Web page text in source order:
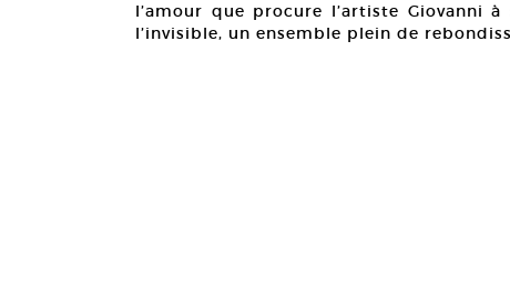
l’amour que procure l’artiste Giovanni
l’invisible, un ensemble plein de